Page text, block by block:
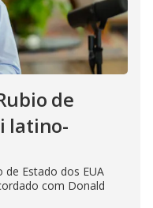
de
latino-
de Estado dos EUA
com Donald